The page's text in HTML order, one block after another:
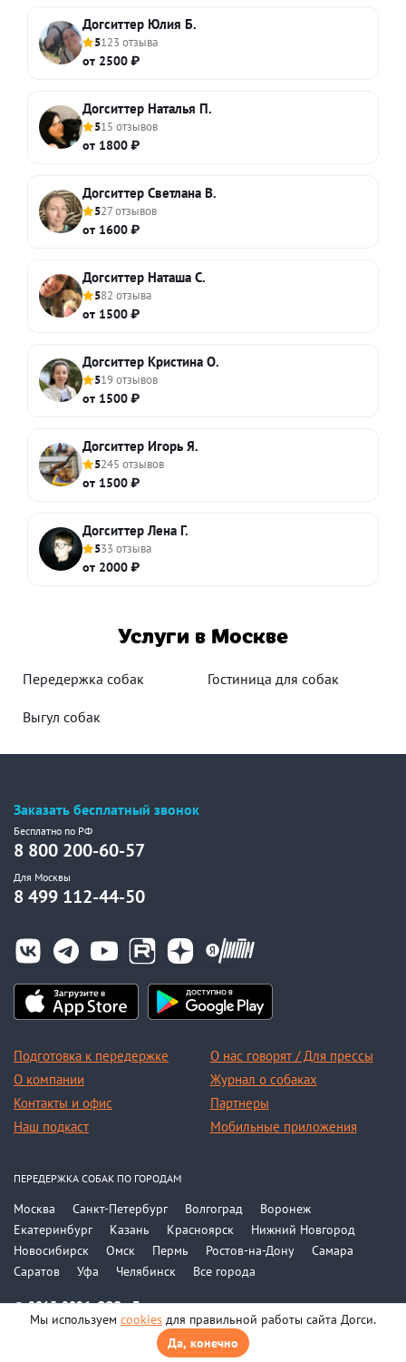
Догситтер Юлия Б.
5123 отзыва
от 2500 ₽
Догситтер Наталья П.
515 отзывов
от 1800 ₽
Догситтер Светлана В.
527 отзывов
от 1600 ₽
Догситтер Наташа С.
582 отзыва
от 1500 ₽
Догситтер Кристина О.
519 отзывов
от 1500 ₽
Догситтер Игорь Я.
5245 отзывов
от 1500 ₽
Догситтер Лена Г.
533 отзыва
от 2000 ₽
Услуги в Москве
Передержка собак Гостиница для собак
Выгул собак
Заказать бесплатный звонок
Бесплатно по РФ
8 800 200-60-57
Для Москвы
8 499 112-44-50
Подготовка к передержке
О компании
Контакты и офис
Наш подкаст
О нас говорят / Для прессы
Журнал о собаках
Партнеры
Мобильные приложения
© 2015-2026, ООО «Догси»
Политика конфиденциальности
ПЕРЕДЕРЖКА СОБАК ПО ГОРОДАМ
Москва Санкт-Петербург Волгоград
Воронеж
Екатеринбург
Казань Красноярск
Нижний Новгород
Новосибирск
Омск Пермь Ростов-на-Дону
Самара
Саратов
Уфа Челябинск Все города
Мы используем cookies для правильной работы сайта Догси.
Да, конечно